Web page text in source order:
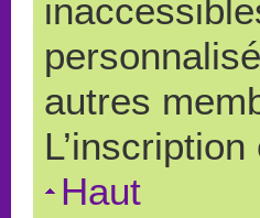
autres
Haut